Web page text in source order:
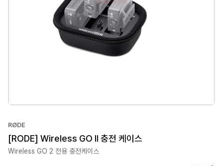
RØDE
[RODE] Wireless GO II 충전 케이스
Wireless GO 2 전용 충전케이스